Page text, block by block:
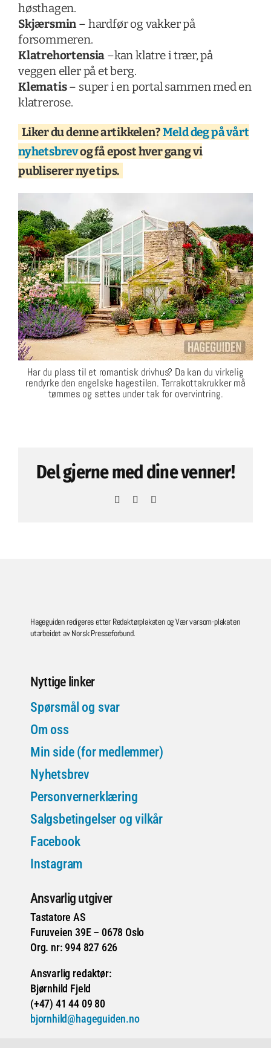
høsthagen.
Skjærsmin – hardfør og vakker på
forsommeren.
Klatrehortensia –kan klatre i trær, på
veggen eller på et berg.
Klematis– super i en portal sammen med en
klatrerose.
Liker du denne artikkelen?Meld deg på vårt
nyhetsbrevog få epost hver gang vi
publiserer nye tips.
Har du plass til et romantisk drivhus? Da kan du virkelig
rendyrke den engelske hagestilen. Terrakottakrukker må
tømmes og settes under tak for overvintring.
Del gjerne med dine venner!
Facebook
Pinterest
Hageguiden redigeres etter Redaktørplakaten og Vær varsom-plakaten
utarbeidet av Norsk Presseforbund.
Nyttige linker
Spørsmål og svar
Om oss
Min side (for medlemmer)
Nyhetsbrev
Personvernerklæring
Salgsbetingelser og vilkår
Facebook
Instagram
Ansvarlig utgiver
Tastatore AS
Furuveien 39E – 0678 Oslo
Org. nr: 994 827 626
Ansvarlig redaktør:
Bjørnhild Fjeld
(+47) 41 44 09 80
bjornhild@hageguiden.no